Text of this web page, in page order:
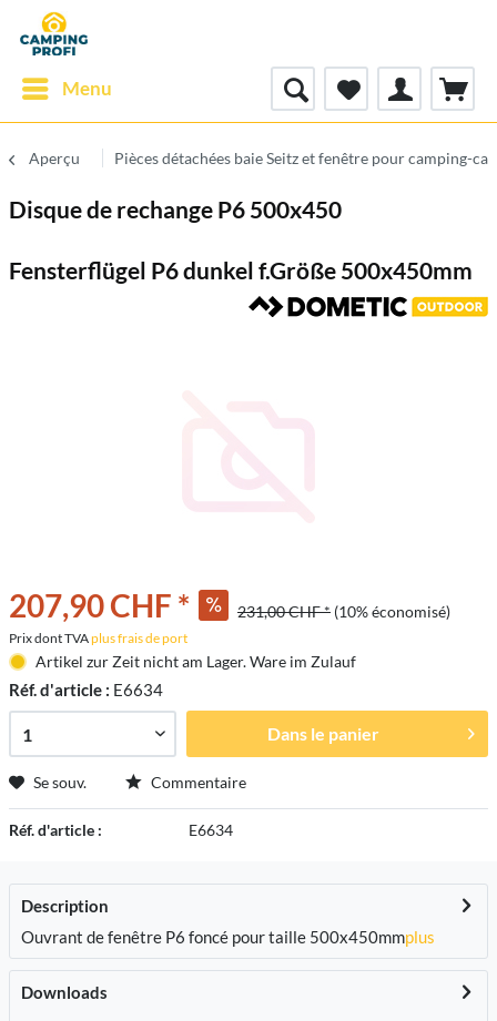
Menu
Aperçu Pièces détachées baie Seitz et fenêtre pour camping-car
Disque de rechange P6 500x450
Fensterflügel P6 dunkel f.Größe 500x450mm
207,90 CHF * 231,00 CHF * (10% économisé)
Prix dont TVAplus frais de port
Artikel zur Zeit nicht am Lager. Ware im Zulauf
Réf. d'article : E6634
Dans le panier
Se souv. Commentaire
Réf. d'article : E6634
Description
Ouvrant de fenêtre P6 foncé pour taille 500x450mmplus
Downloads